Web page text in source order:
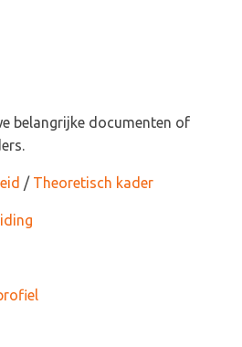
belangrijke documenten of
/ Theoretisch kader